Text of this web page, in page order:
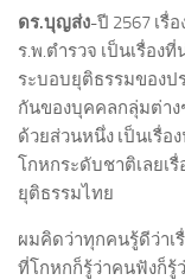
ดร.บุญส่ง-ปี 2567 เรื่
ร.พ.ตำรวจ เป็นเรื่อง
ระบอบยุติธรรมของป
กันของบุคคลกลุ่มต่าง
ด้วยส่วนหนึ่ง เป็นเรื่อ
โกหกระดับชาติเลยเ
ยุติธรรมไทย
ผมคิดว่าทุกคนรู้ดีว่าเรื่
ที่โกหกก็รู้ว่าคนฟังก็รู้